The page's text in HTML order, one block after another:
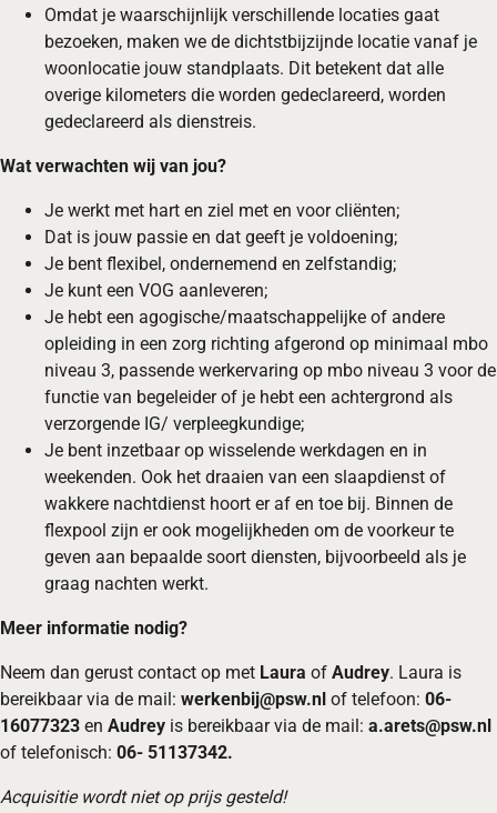
Omdat je waarschijnlijk verschillende locaties gaat
bezoeken, maken we de dichtstbijzijnde locatie vanaf je
woonlocatie jouw standplaats. Dit betekent dat alle
overige kilometers die worden gedeclareerd, worden
gedeclareerd als dienstreis.
Wat verwachten wij van jou?
Je werkt met hart en ziel met en voor cliënten;
Dat is jouw passie en dat geeft je voldoening;
Je bent flexibel, ondernemend en zelfstandig;
Je kunt een VOG aanleveren;
Je hebt een agogische/maatschappelijke of andere
opleiding in een zorg richting afgerond op minimaal mbo
niveau 3, passende werkervaring op mbo niveau 3 voor de
functie van begeleider of je hebt een achtergrond als
verzorgende IG/ verpleegkundige;
Je bent inzetbaar op wisselende werkdagen en in
weekenden. Ook het draaien van een slaapdienst of
wakkere nachtdienst hoort er af en toe bij. Binnen de
flexpool zijn er ook mogelijkheden om de voorkeur te
geven aan bepaalde soort diensten, bijvoorbeeld als je
graag nachten werkt.
Meer informatie nodig?
Neem dan gerust contact op met Laura of Audrey. Laura is
bereikbaar via de mail: werkenbij@psw.nl of telefoon: 06-
16077323 en Audrey is bereikbaar via de mail: a.arets@psw.nl
of telefonisch: 06- 51137342.
Acquisitie wordt niet op prijs gesteld!